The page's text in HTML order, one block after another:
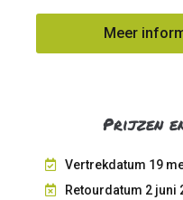
Meer
Prijzen
Vertrekdatum 19
Retourdatum 2 juni